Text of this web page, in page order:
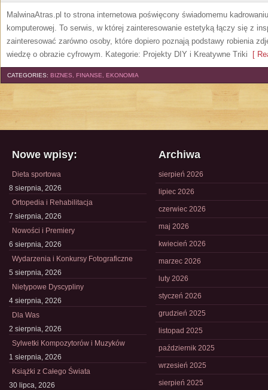
MalwinaAtras.pl to strona internetowa poświęcony świadomemu
komputerowej. To serwis, w której zainteresowanie estetyką łączy się z
zainteresować zarówno osoby, które dopiero poznają podstawy robienia
wiedzę o obrazie cyfrowym. Kategorie: Projekty DIY i Kreatywne Triki [
CATEGORIES: BIZNES, FINANSE, EKONOMIA
Nowe wpisy:
Dieta sportowa
8 sierpnia, 2026
Ortopedia i Rehabilitacja
7 sierpnia, 2026
Nowości i Premiery
6 sierpnia, 2026
Wydarzenia i Konkursy Fotograficzne
5 sierpnia, 2026
Nietypowe Dyscypliny
4 sierpnia, 2026
Dla Was
2 sierpnia, 2026
Sylwetki Kompozytorów i Muzyków
1 sierpnia, 2026
Książki z Całego Świata
30 lipca, 2026
Archiwa
sierpień 2026
lipiec 2026
czerwiec 2026
maj 2026
kwiecień 2026
marzec 2026
luty 2026
styczeń 2026
grudzień 2025
listopad 2025
październik 2025
wrzesień 2025
sierpień 2025